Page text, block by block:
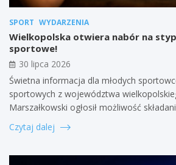
SPORT WYDARZENIA
Wielkopolska otwiera nabór na
sportowe!
30 lipca 2026
Świetna informacja dla młodych
sportowych z województwa
Marszałkowski ogłosił możliwość
Czytaj dalej